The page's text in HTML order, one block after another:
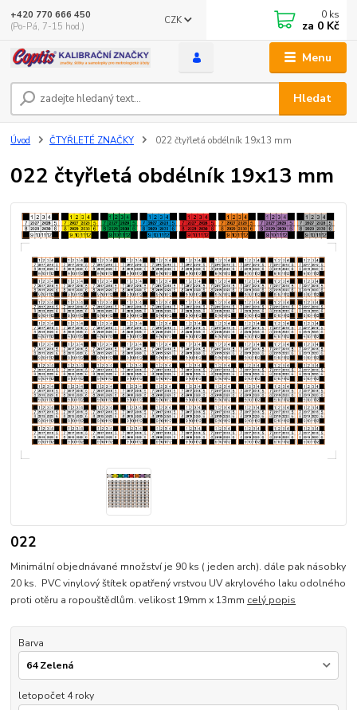
Menu
CZK
Hledat
+420 770 666 450
(Po-Pá, 7-15 hod.)
0 ks
za 0 Kč
Úvod ČTYŘLETÉ ZNAČKY 022 čtyřletá obdélník 19x13 mm
022 čtyřletá obdélník 19x13 mm
022
Minimální objednávané množství je 90 ks ( jeden arch). dále pak násobky
20 ks. PVC vinylový štítek opatřený vrstvou UV akrylového laku odolného
proti otěru a ropouštědlům. velikost 19mm x 13mm celý popis
Barva
letopočet 4 roky